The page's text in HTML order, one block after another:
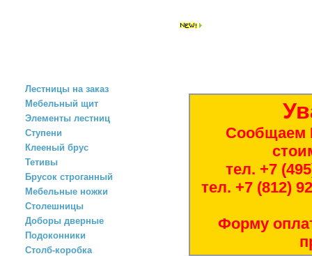
Лестницы на заказ
Мебельный щит
Элементы лестниц
Ступени
Клееный брус
Тетивы
Брусок строганный
Мебельные ножки
Столешницы
Доборы дверные
Подоконники
Столб-коробка
Сообщаем
тел. +7
тел. +7 (812)
Форму